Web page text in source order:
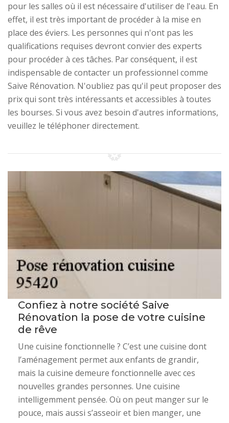
pour les salles où il est nécessaire d'utiliser de l'eau. En
effet, il est très important de procéder à la mise en
place des éviers. Les personnes qui n'ont pas les
qualifications requises devront convier des experts
pour procéder à ces tâches. Par conséquent, il est
indispensable de contacter un professionnel comme
Saive Rénovation. N'oubliez pas qu'il peut proposer des
prix qui sont très intéressants et accessibles à toutes
les bourses. Si vous avez besoin d'autres informations,
veuillez le téléphoner directement.
Confiez à notre société Saive
Rénovation la pose de votre cuisine
de rêve
Une cuisine fonctionnelle ? C’est une cuisine dont
l’aménagement permet aux enfants de grandir,
mais la cuisine demeure fonctionnelle avec ces
nouvelles grandes personnes. Une cuisine
intelligemment pensée. Où on peut manger sur le
pouce, mais aussi s’asseoir et bien manger, une